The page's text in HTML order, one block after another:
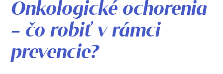
Onkologické ochorenia
– čo robiť v rámci
prevencie?